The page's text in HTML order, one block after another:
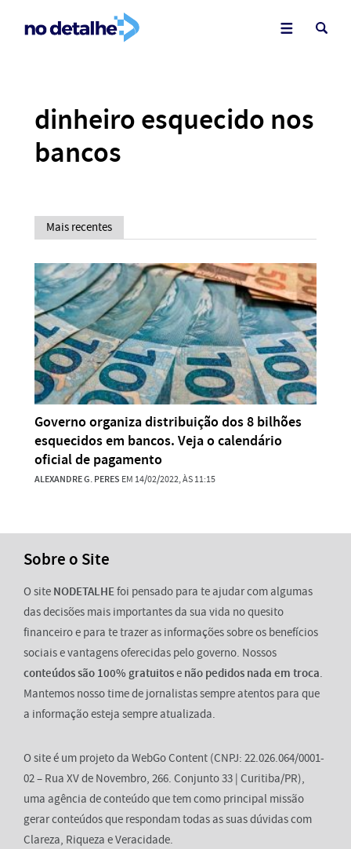
dinheiro esquecido nos
bancos
Mais recentes
Governo organiza distribuição dos 8 bilhões
esquecidos em bancos. Veja o calendário
oficial de pagamento
ALEXANDRE G. PERES EM 14/02/2022, ÀS 11:15
Sobre o Site
O site NODETALHEfoi pensado para te ajudar com algumas
das decisões mais importantes da sua vida no quesito
financeiro e para te trazer as informações sobre os benefícios
sociais e vantagens oferecidas pelo governo. Nossos
conteúdos são 100% gratuitose não pedidos nada em troca.
Mantemos nosso time de jornalistas sempre atentos para que
a informação esteja sempre atualizada.
O site é um projeto da WebGo Content (CNPJ: 22.026.064/0001-
02 – Rua XV de Novembro, 266. Conjunto 33 | Curitiba/PR),
uma agência de conteúdo que tem como principal missão
gerar conteúdos que respondam todas as suas dúvidas com
Clareza, Riqueza e Veracidade.